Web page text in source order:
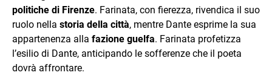
politiche di Firenze. Farinata, con fierezza, rivendica il suo
ruolo nella storia della città, mentre Dante esprime la sua
appartenenza alla fazione guelfa. Farinata profetizza
l’esilio di Dante, anticipando le sofferenze che il poeta
dovrà affrontare.​